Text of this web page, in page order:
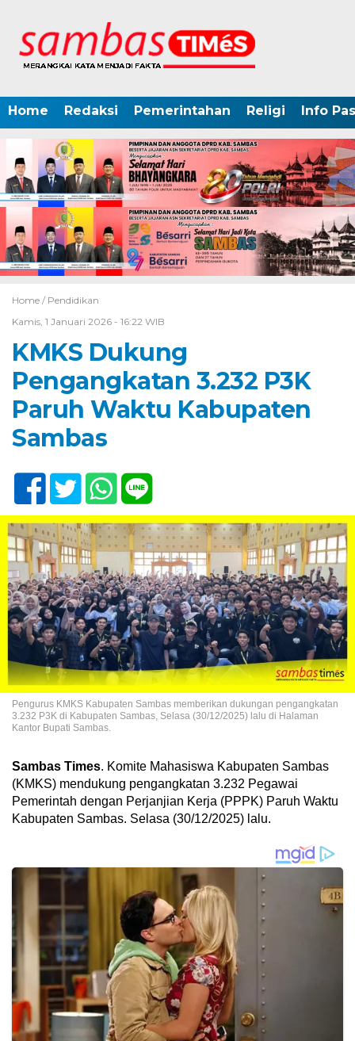
Home Redaksi Pemerintahan Religi Info
Home / Pendidikan
Kamis, 1 Januari 2026 - 16:22 WIB
KMKS Dukung
Pengangkatan 3.232 P3K
Paruh Waktu Kabupaten
Sambas
Pengurus KMKS Kabupaten Sambas memberikan dukungan pengangkatan
3.232 P3K di Kabupaten Sambas, Selasa (30/12/2025) lalu di Halaman
Kantor Bupati Sambas.
Sambas Times. Komite Mahasiswa Kabupaten Sambas
(KMKS) mendukung pengangkatan 3.232 Pegawai
Pemerintah dengan Perjanjian Kerja (PPPK) Paruh Waktu
Kabupaten Sambas. Selasa (30/12/2025) lalu.